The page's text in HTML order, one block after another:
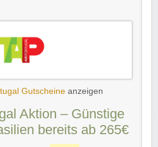
Gutscheine anzeigen
Aktion – Günstige
bereits ab 265€